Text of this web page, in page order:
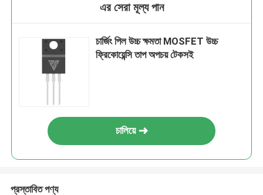
এর সেরা মূল্য পান
চার্জিং পিল উচ্চ ক্ষমতা MOSFET উচ্চ
ফ্রিকোয়েন্সি তাপ অপচয় টেকসই
চালিয়ে
প্রস্তাবিত পণ্য